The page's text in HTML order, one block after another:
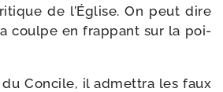
de l’Église. On peut dire
coulpe en frap­pant sur la poi­
Concile, il admet­tra les faux